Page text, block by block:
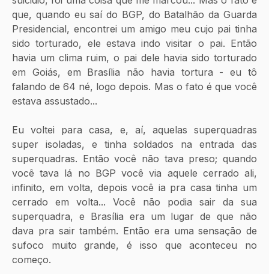
que, quando eu saí do BGP, do Batalhão da Guarda
Presidencial, encontrei um amigo meu cujo pai tinha
sido torturado, ele estava indo visitar o pai. Então
havia um clima ruim, o pai dele havia sido torturado
em Goiás, em Brasília não havia tortura - eu tô
falando de 64 né, logo depois. Mas o fato é que você
estava assustado...
Eu voltei para casa, e, aí, aquelas superquadras
super isoladas, e tinha soldados na entrada das
superquadras. Então você não tava preso; quando
você tava lá no BGP você via aquele cerrado ali,
infinito, em volta, depois você ia pra casa tinha um
cerrado em volta... Você não podia sair da sua
superquadra, e Brasília era um lugar de que não
dava pra sair também. Então era uma sensação de
sufoco muito grande, é isso que aconteceu no
começo.